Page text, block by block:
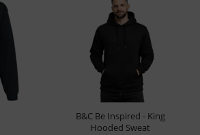
B&C Be Inspired - King
Hooded Sweat